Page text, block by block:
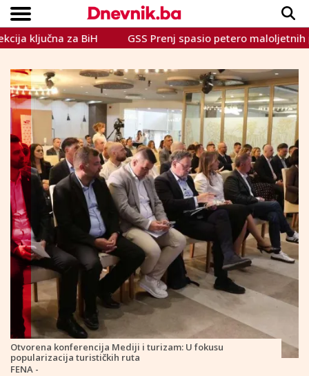
VIJESTI
SPORT
INTERVIEW
TEME
CRNA KRONIKA
LIFESTYLE
Copyright © Dnevnik.ba 2023.
za BiH GSS Prenj spasio petero maloljetnih planinara
Otvorena konferencija Mediji i turizam: U fokusu
popularizacija turističkih ruta
FENA -